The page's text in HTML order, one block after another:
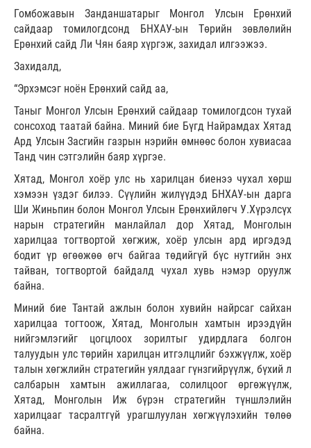
Гомбожавын Занданшатарыг Монгол Улсын Ерөнхий
сайдаар томилогдсонд БНХАУ-ын Төрийн зөвлөлийн
Ерөнхий сайд Ли Чян баяр хүргэж, захидал илгээжээ.
Захидалд,
“Эрхэмсэг ноён Ерөнхий сайд аа,
Таныг Монгол Улсын Ерөнхий сайдаар томилогдсон тухай
сонсоход таатай байна. Миний бие Бүгд Найрамдах Хятад
Ард Улсын Засгийн газрын нэрийн өмнөөс болон хувиасаа
Танд чин сэтгэлийн баяр хүргэе.
Хятад, Монгол хоёр улс нь харилцан биенээ чухал хөрш
хэмээн үздэг билээ. Сүүлийн жилүүдэд БНХАУ-ын дарга
Ши Жиньпин болон Монгол Улсын Ерөнхийлөгч У.Хүрэлсүх
нарын стратегийн манлайлал дор Хятад, Монголын
харилцаа тогтвортой хөгжиж, хоёр улсын ард иргэдэд
бодит үр өгөөжөө өгч байгаа төдийгүй бүс нутгийн энх
тайван, тогтвортой байдалд чухал хувь нэмэр оруулж
байна.
Миний бие Тантай ажлын болон хувийн найрсаг сайхан
харилцаа тогтоож, Хятад, Монголын хамтын ирээдүйн
нийгэмлэгийг цогцлоох зорилтыг удирдлага болгон
талуудын улс төрийн харилцан итгэлцлийг бэхжүүлж, хоёр
талын хөгжлийн стратегийн уялдааг гүнзгийрүүлж, бүхий л
салбарын хамтын ажиллагаа, солилцоог өргөжүүлж,
Хятад, Монголын Иж бүрэн стратегийн түншлэлийн
харилцааг тасралтгүй урагшлуулан хөгжүүлэхийн төлөө
байна.